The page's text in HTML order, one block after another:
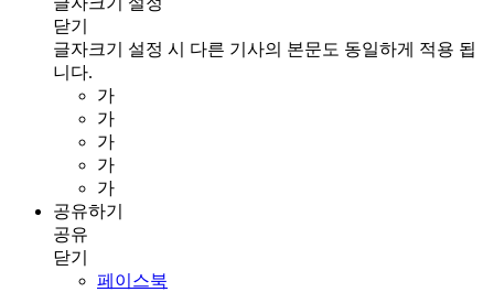
닫기
글자크기 설정 시 다른 기사의 본문도 동일하게 적용 됩
니다.
가
가
가
가
가
공유하기
공유
닫기
페이스북